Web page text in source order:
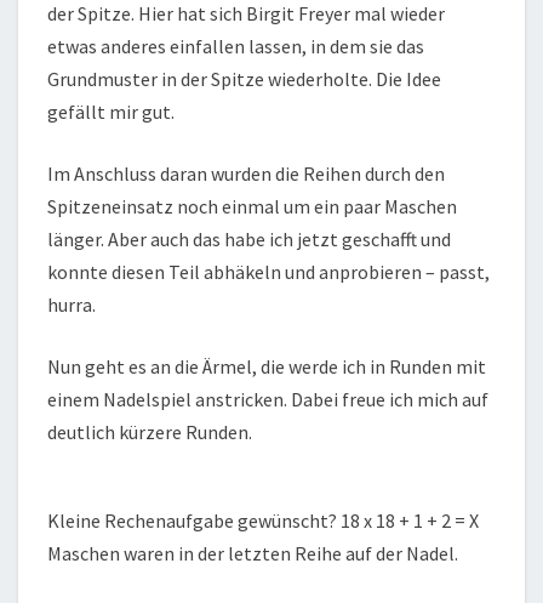
der Spitze. Hier hat sich Birgit Freyer mal wieder
etwas anderes einfallen lassen, in dem sie das
Grundmuster in der Spitze wiederholte. Die Idee
gefällt mir gut.
Im Anschluss daran wurden die Reihen durch den
Spitzeneinsatz noch einmal um ein paar Maschen
länger. Aber auch das habe ich jetzt geschafft und
konnte diesen Teil abhäkeln und anprobieren – passt,
hurra.
Nun geht es an die Ärmel, die werde ich in Runden mit
einem Nadelspiel anstricken. Dabei freue ich mich auf
deutlich kürzere Runden.
Kleine Rechenaufgabe gewünscht? 18 x 18 + 1 + 2 = X
Maschen waren in der letzten Reihe auf der Nadel.